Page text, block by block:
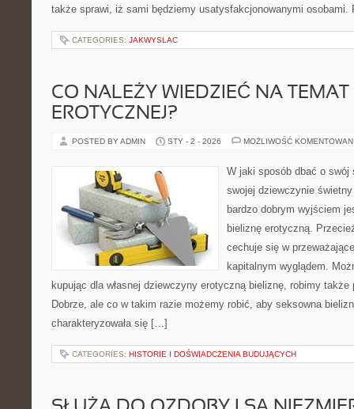
także sprawi, iż sami będziemy usatysfakcjonowanymi
CATEGORIES: JAKWYSLAC
CO NALEŻY WIEDZIEĆ NA TEMAT
EROTYCZNEJ?
POSTED BY ADMIN STY - 2 - 2026 MOŻLIWOŚĆ
W jaki sposób dbać o
swojej dziewczynie
bardzo dobrym wyjściem
bieliznę erotyczną.
cechuje się w
kapitalnym wyglądem.
kupując dla własnej dziewczyny erotyczną bieliznę, robimy
Dobrze, ale co w takim razie możemy robić, aby seksowna
charakteryzowała się […]
CATEGORIES: HISTORIE I DOŚWIADCZENIA BUDUJĄCYCH